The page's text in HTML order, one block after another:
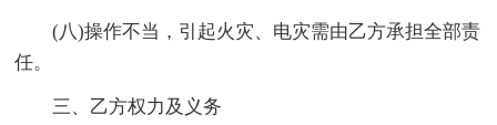
(八)操作不当，引起火灾、电灾需由乙方承担全部责
任。
三、乙方权力及义务